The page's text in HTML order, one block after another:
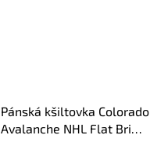
Pánská kšiltovka Colorado
Avalanche NHL Flat Brim